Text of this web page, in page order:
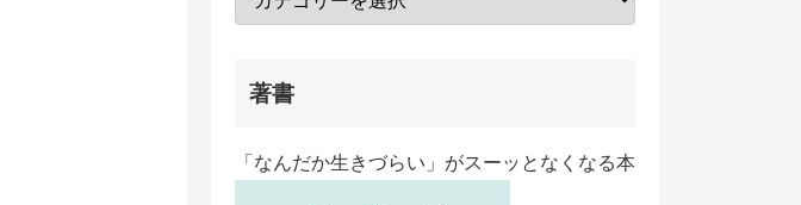
著書
「なんだか生きづらい」がスーッとなくなる本